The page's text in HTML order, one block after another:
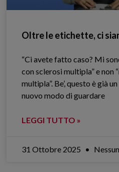
Oltre le etichette, ci
“Ci avete fatto caso? Mi
con sclerosi multipla” e non
multipla”. Be’, questo è già
nuovo modo di guardare
LEGGI TUTTO »
31 Ottobre 2025